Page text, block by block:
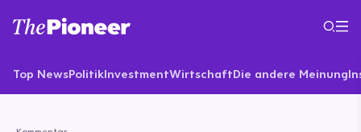
Top NewsPolitikInvestmentWirtschaftDie andere Meinung